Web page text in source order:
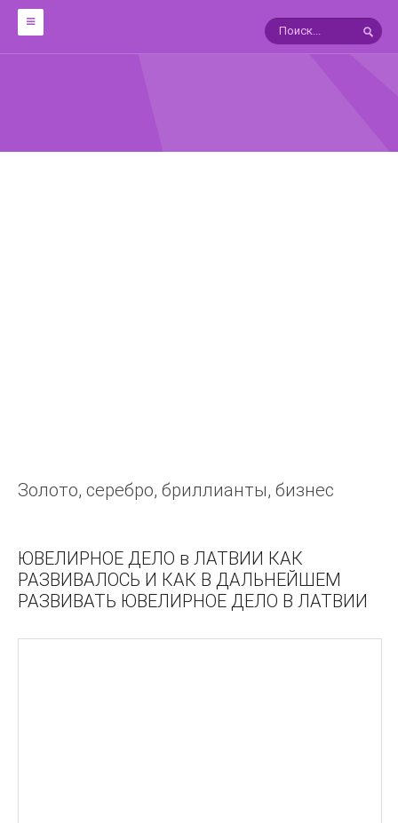
ОПРЕДЕЛЕНИЕ ДРАГОЦЕННЫХ КАМНЕЙ
РОБЕРТ Р. ВУДИНГ ПАЗОВАЯ ЗАКРЕПКА
БРИЛЛИАНТОВ
Золото, серебро, бриллианты, бизнес
ЮВЕЛИРНОЕ ДЕЛО в ЛАТВИИ КАК
РАЗВИВАЛОСЬ И КАК В ДАЛЬНЕЙШЕМ
РАЗВИВАТЬ ЮВЕЛИРНОЕ ДЕЛО В ЛАТВИИ